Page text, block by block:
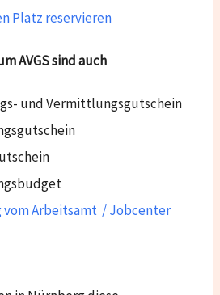
Platz reservieren
AVGS sind auch
und Vermittlungsgutschein
vom Arbeitsamt / Jobcenter